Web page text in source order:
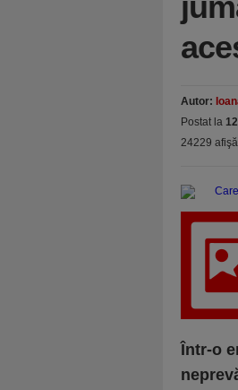
Autor:
Postat la
24229
Într-o